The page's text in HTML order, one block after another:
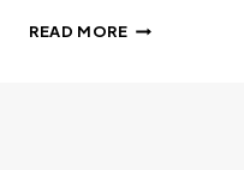
READ MORESED